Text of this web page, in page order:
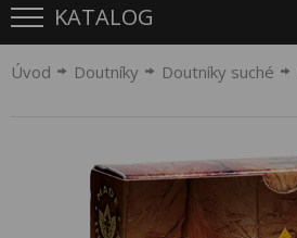
KATALOG
Úvod Doutníky Doutníky suché